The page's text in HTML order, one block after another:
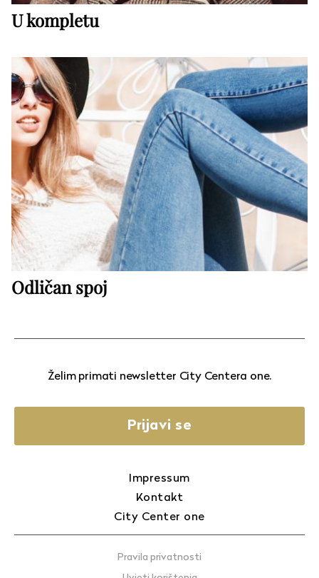
U kompletu
Odličan spoj
Želim primati newsletter City Centera one.
Prijavi se
Impressum
Kontakt
City Center one
Pravila privatnosti